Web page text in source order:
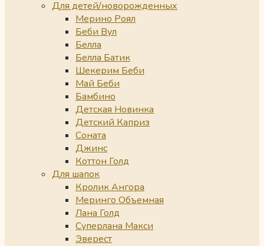
Для детей/новорожденных
Мерино Роял
Беби Вул
Белла
Белла Батик
Шекерим Беби
Май Беби
Бамбино
Детская Новинка
Детский Каприз
Соната
Джинс
Коттон Голд
Для шапок
Кролик Ангора
Меринго Объемная
Лана Голд
Суперлана Макси
Эверест